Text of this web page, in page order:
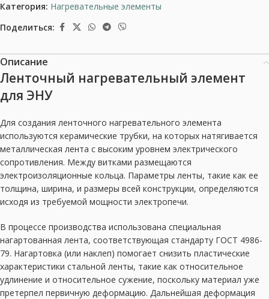
Категория: Нагревательные элементы
Поделиться:
Описание
Ленточный нагревательный элемент
для ЭНУ
Для создания ленточного нагревательного элемента
используются керамические трубки, на которых натягивается
металлическая лента с высоким уровнем электрического
сопротивления. Между витками размещаются
электроизоляционные кольца. Параметры ленты, такие как ее
толщина, ширина, и размеры всей конструкции, определяются
исходя из требуемой мощности электропечи.
В процессе производства использована специальная
нагартованная лента, соответствующая стандарту ГОСТ 4986-
79. Нагартовка (или наклеп) помогает снизить пластические
характеристики стальной ленты, такие как относительное
удлинение и относительное сужение, поскольку материал уже
претерпел первичную деформацию. Дальнейшая деформация